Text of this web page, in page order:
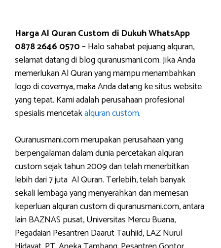
Harga Al Quran Custom di Dukuh WhatsApp
0878 2646 0570– Halo sahabat pejuang alquran,
selamat datang di blog quranusmani.com. Jika Anda
memerlukan Al Quran yang mampu menambahkan
logo di covernya, maka Anda datang ke situs website
yang tepat. Kami adalah perusahaan profesional
spesialis mencetakalquran custom.
Quranusmani.com merupakan perusahaan yang
berpengalaman dalam dunia percetakan alquran
custom sejak tahun 2009 dan telah menerbitkan
lebih dari 7 juta Al Quran. Terlebih, telah banyak
sekali lembaga yang menyerahkan dan memesan
keperluan alquran custom di quranusmani.com, antara
lain BAZNAS pusat, Universitas Mercu Buana,
Pegadaian Pesantren Daarut Tauhiid, LAZ Nurul